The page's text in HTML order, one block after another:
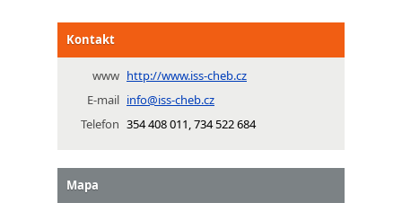
Kontakt
www http://www.iss-cheb.cz
E-mail info@iss-cheb.cz
Telefon 354 408 011, 734 522 684
Mapa